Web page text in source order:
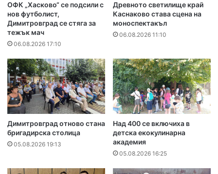
ОФК „Хасково“ се подсили с
нов футболист,
Димитровград се стяга за
тежък мач
06.08.2026 17:10
Древното светилище край
Каснаково става сцена на
моноспектакъл
06.08.2026 11:10
Димитровград отново стана
бригадирска столица
05.08.2026 19:13
Над 400 се включиха в
детска екокулинарна
академия
05.08.2026 16:25